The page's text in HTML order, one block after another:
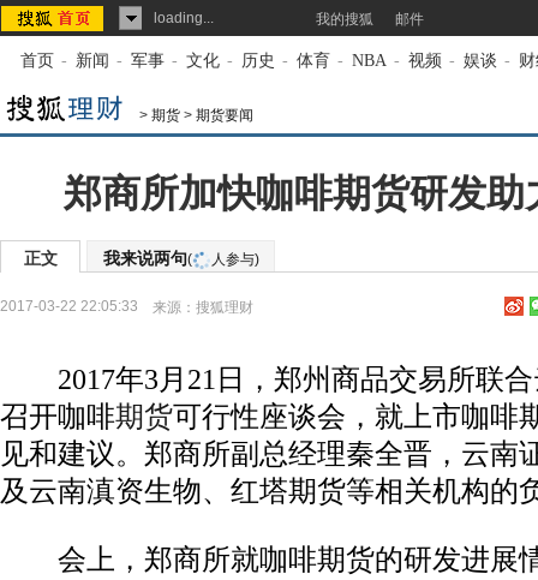
loading... 我的搜狐 邮件
首页 - 新闻 - 军事 - 文化 - 历史 - 体育 - NBA - 视频 - 娱谈 -
> 期货 > 期货要闻
郑商所加快咖啡期货研发助
正文 我来说两句( 人参与)
2017-03-22 22:05:33 来源： 搜狐理财
2017年3月21日，郑州商品交易所联合
召开咖啡期货可行性座谈会，就上市咖啡
见和建议。郑商所副总经理秦全晋，云南
及云南滇资生物、红塔期货等相关机构的
会上，郑商所就咖啡期货的研发进展